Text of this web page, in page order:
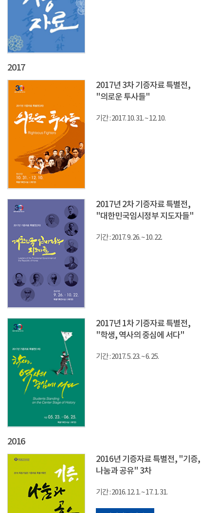
2017
2017년 3차 기증자료 특별전,
"의로운 투사들"
기간 : 2017. 10. 31. ~ 12. 10.
2017년 2차 기증자료 특별전,
"대한민국임시정부 지도자들"
기간 : 2017. 9. 26. ~ 10. 22.
2017년 1차 기증자료 특별전,
"학생, 역사의 중심에 서다"
기간 : 2017. 5. 23. ~ 6. 25.
2016
2016년 기증자료 특별전, "기증,
나눔과 공유" 3차
기간 : 2016. 12. 1. ~ 17. 1. 31.